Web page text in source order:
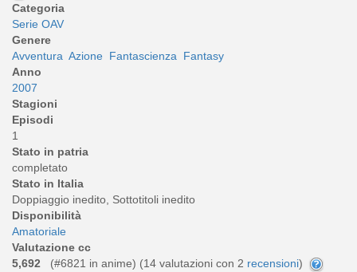
Categoria
Serie OAV
Genere
Avventura Azione Fantascienza
Fantasy
Anno
2007
Stagioni
Episodi
1
Stato in patria
completato
Stato in Italia
Doppiaggio inedito, Sottotitoli inedito
Disponibilità
Amatoriale
Valutazione cc
5,692
(#6821 in anime) (14 valutazioni con 2 recensioni)